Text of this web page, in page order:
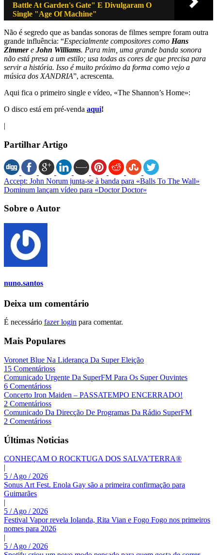
Battle At Garden's Gate" E Divulgaram O
Single "Age Of Machine"
Não é segredo que as bandas sonoras de filmes sempre foram outra
grande influência: “Especialmente compositores como Hans
Zimmere John Williams. Para mim, uma grande banda sonora
não está presa a um estilo; usa todas as cores de que precisa para
servir a história. Isso é muito próximo da forma como vejo a
música dos XANDRIA”, acrescenta.
Aqui fica o primeiro single e vídeo, «The Shannon’s Home»:
O disco está em pré-venda aqui!
|
Partilhar Artigo
Accept: John Norum junta-se à banda para «Balls To The Wall»
Dominum lançam vídeo para «Doctor Doctor»
Sobre o Autor
nuno.santos
Deixa um comentário
É necessário fazer login para comentar.
Mais Populares
Voronet Blue Na Liderança Da Super Eleição
15 Comentárioss
Comunicado Urgente Da SuperFM Para Os Super Ouvintes
6 Comentárioss
Concerto Iron Maiden – PASSATEMPO ENCERRADO!
2 Comentárioss
Comunicado Da Direcção De Programas Da Rádio SuperFM
2 Comentárioss
Últimas Noticias
CONHEÇAM O ROCKTUGA DOS SALVA’TERRA®
|
5 / Ago / 2026
Sonus Art Fest. Enola Gay são a primeira confirmação para
Guimarães
|
5 / Ago / 2026
Festival Vapor revela Iolanda, Rita Vian e Fogo Fogo nos primeiros
nomes para 2026
|
5 / Ago / 2026